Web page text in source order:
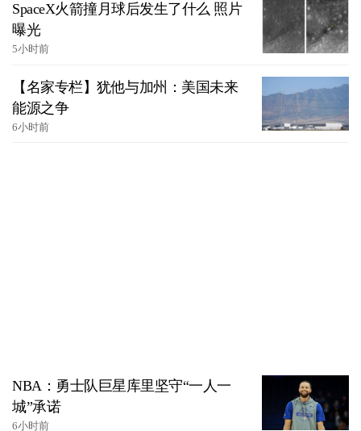
SpaceX火箭撞月球后发生了什么 照片
曝光
5小时前
【名家专栏】犹他与加州：美国未来
能源之争
6小时前
NBA：勇士队巨星库里坚守“一人一
城”承诺
6小时前